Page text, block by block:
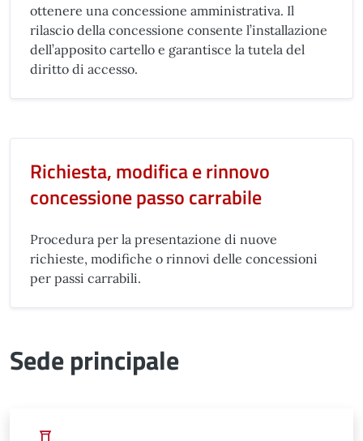
ottenere una concessione amministrativa. Il
rilascio della concessione consente l’installazione
dell’apposito cartello e garantisce la tutela del
diritto di accesso.
Richiesta, modifica e rinnovo
concessione passo carrabile
Procedura per la presentazione di nuove
richieste, modifiche o rinnovi delle concessioni
per passi carrabili.
Sede principale